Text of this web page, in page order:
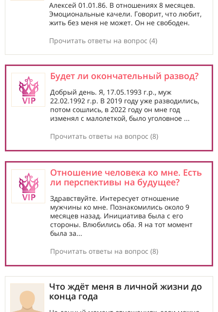
Алексей 01.01.86. В отношениях 8 месяцев.
Эмоциональные качели. Говорит, что любит,
жить без меня не может. Он не свободен.
Прочитать ответы на вопрос (4)
Будет ли окончательный развод?
Добрый день. Я, 17.05.1993 г.р., муж
22.02.1992 г.р. В 2019 году уже разводились,
потом сошлись, в 2022 году он мне год
изменял с малолеткой, было уголовное ...
Прочитать ответы на вопрос (8)
Отношение человека ко мне. Есть
ли перспективы на будущее?
Здравствуйте. Интересует отношение
мужчины ко мне. Познакомились около 9
месяцев назад. Инициатива была с его
стороны. Влюбились оба. Я на тот момент
была за...
Прочитать ответы на вопрос (8)
Что ждёт меня в личной жизни до
конца года